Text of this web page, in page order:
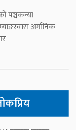
पञ्चकन्या
अर्गानिक